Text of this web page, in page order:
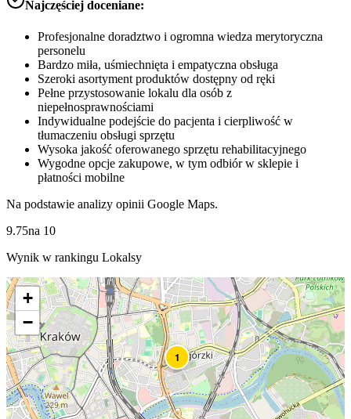
Najczęściej doceniane:
Profesjonalne doradztwo i ogromna wiedza merytoryczna
personelu
Bardzo miła, uśmiechnięta i empatyczna obsługa
Szeroki asortyment produktów dostępny od ręki
Pełne przystosowanie lokalu dla osób z
niepełnosprawnościami
Indywidualne podejście do pacjenta i cierpliwość w
tłumaczeniu obsługi sprzętu
Wysoka jakość oferowanego sprzętu rehabilitacyjnego
Wygodne opcje zakupowe, w tym odbiór w sklepie i
płatności mobilne
Na podstawie analizy opinii Google Maps.
9.75na 10
Wynik w rankingu Lokalsy
1
+
−